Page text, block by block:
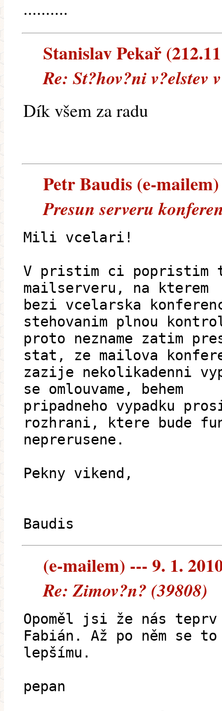
..........
Stanislav Pekař
Re: St?hov?ni v?elstev
Dík všem za radu
Petr Baudis (e-
Presun serveru
Mili vcelari!
V pristim ci popristim
mailserveru, na kterem
bezi vcelarska
stehovanim plnou
proto nezname zatim
stat, ze mailova
zazije nekolikadenni
se omlouvame, behem
pripadneho vypadku
rozhrani, ktere bude
neprerusene.
Pekny vikend,
Baudis
(e-mailem) --- 9. 1.
Re: Zimov?n? (39808)
Opoměl jsi že nás
Fabián. Až po něm se
lepšímu.
pepan